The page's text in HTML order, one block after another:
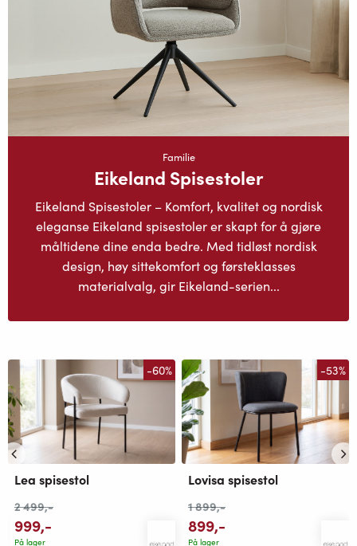
Familie
Eikeland Spisestoler
Eikeland Spisestoler – Komfort, kvalitet og nordisk
eleganse Eikeland spisestoler er skapt for å gjøre
måltidene dine enda bedre. Med tidløst nordisk
design, høy sittekomfort og førsteklasses
materialvalg, gir Eikeland-serien...
-60%
Lea spisestol
2 499,-
999,-
På lager
-53%
Lovisa spisestol
1 899,-
899,-
På lager